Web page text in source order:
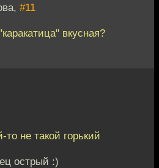
#11
вкусная?
не такой горький
острый :)